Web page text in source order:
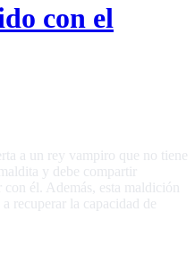
con el
a un rey vampiro que no tiene
y debe compartir
él. Además, esta maldición
recuperar la capacidad de